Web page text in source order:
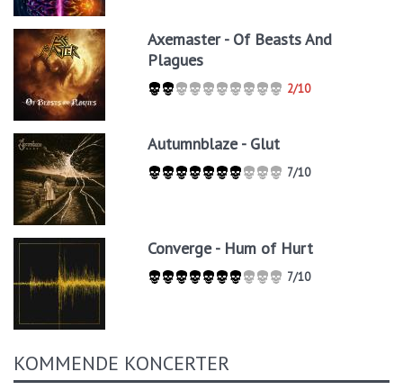
Axemaster - Of Beasts And
Plagues
2/10
Autumnblaze - Glut
7/10
Converge - Hum of Hurt
7/10
KOMMENDE KONCERTER